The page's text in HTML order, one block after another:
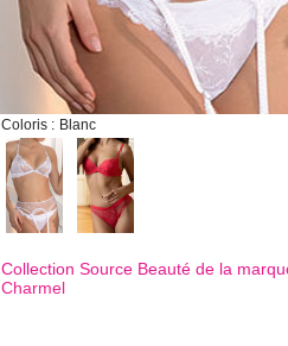
Coloris : Blanc
Collection Source Beauté de la
Charmel